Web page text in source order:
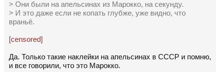
> Они были на апельсинах из Марокко, на секунду.
> И это даже если не копать глубже, уже видно, что
враньё.
[censored]
Да. Только такие наклейки на апельсинах в СССР и помню,
и все говорили, что это Марокко.